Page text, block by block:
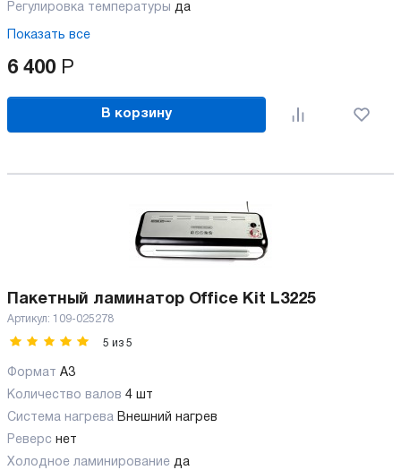
Регулировка температуры да
Показать все
6 400 Р
В корзину
Пакетный ламинатор Office Kit L3225
Артикул: 109-025278
5 из 5
Формат A3
Количество валов 4 шт
Cистема нагрева Внешний нагрев
Реверс нет
Холодное ламинирование да